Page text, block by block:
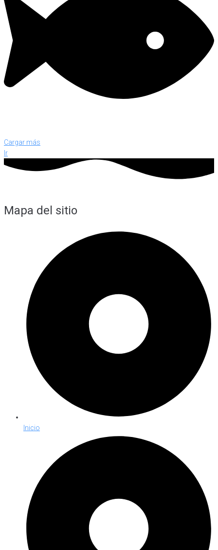
Cargar más
Ir
Mapa del sitio
Inicio